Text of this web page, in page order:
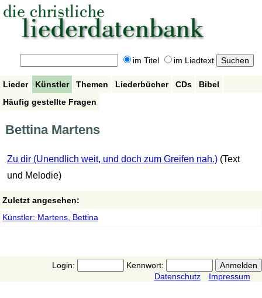
im Titel im Liedtext
Lieder Künstler Themen Liederbücher CDs
Bibel
Häufig gestellte Fragen
Bettina Martens
Zu dir (Unendlich weit, und doch zum Greifen nah.) (Text
und Melodie)
Zuletzt angesehen:
Künstler: Martens, Bettina
Login:
Kennwort:
Datenschutz
Impressum